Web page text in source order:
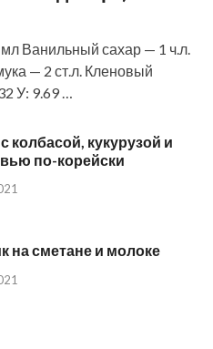
Ванильный сахар — 1 ч.л.
— 2 ст.л. Кленовый
У: 9.69 …
колбасой, кукурузой и
по-корейски
на сметане и молоке